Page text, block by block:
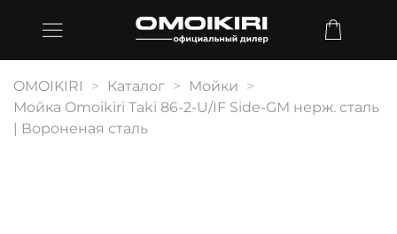
OMOIKIRI Каталог
Мойки
Мойка Omoikiri Taki 86-2-U/IF Side-GM нерж. сталь
| Вороненая сталь